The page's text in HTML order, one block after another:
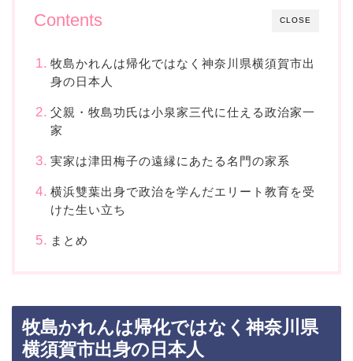
CLOSE
Contents
牧島かれんは帰化ではなく神奈川県横須賀市出
身の日本人
父親・牧島功氏は小泉家三代に仕える政治家一
家
実家は津田梅子の遠縁にあたる名門の家系
横浜雙葉出身で政治を学んだエリート教育を受
けた生い立ち
まとめ
牧島かれんは帰化ではなく神奈川県
横須賀市出身の日本人